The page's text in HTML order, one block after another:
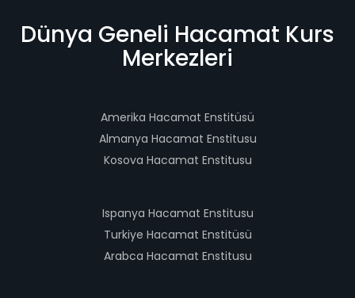
Dünya Geneli Hacamat Kurs
Merkezleri
Amerika Hacamat Enstitüsü
Almanya Hacamat Enstitusu
Kosova Hacamat Enstitusu
Ispanya Hacamat Enstitusu
Turkiye Hacamat Enstitüsü
Arabca Hacamat Enstitusu